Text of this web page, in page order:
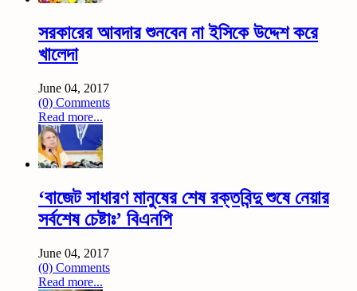
সরকারের আবদার শুনবেন না ইসিকে উদ্দেশ করে
খালেদা
June 04, 2017
(0) Comments
Read more...
‘বাজেট সাধারণ মানুষের শেষ রক্তবিন্দু শুষে নেয়ার
সর্বশেষ চেষ্টাঃ’ বিএনপি
June 04, 2017
(0) Comments
Read more...